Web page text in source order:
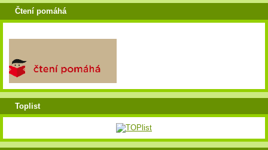
Čtení pomáhá
Toplist